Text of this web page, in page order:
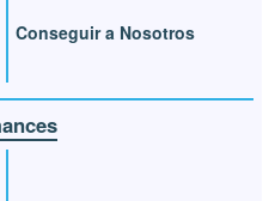
Conseguir a Nosotros